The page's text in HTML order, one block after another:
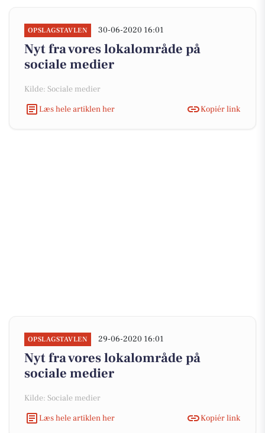
OPSLAGSTAVLEN 30-06-2020 16:01
Nyt fra vores lokalområde på
sociale medier
Kilde: Sociale medier
Læs hele artiklen her
Kopiér link
OPSLAGSTAVLEN 29-06-2020 16:01
Nyt fra vores lokalområde på
sociale medier
Kilde: Sociale medier
Læs hele artiklen her
Kopiér link